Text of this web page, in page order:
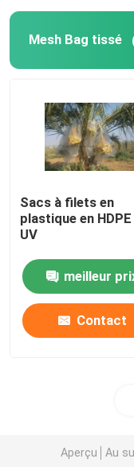
Mesh Bag tissé
Sacs à filets en
plastique en
UV
meilleur
Contact
Aperçu Au